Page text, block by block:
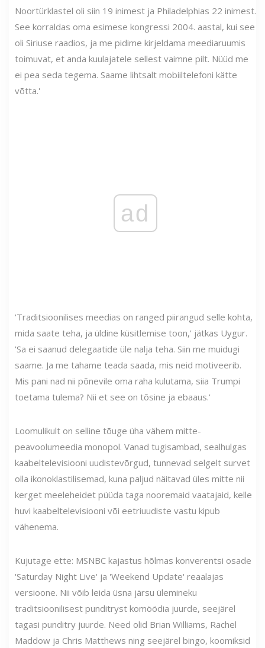
Noortürklastel oli siin 19 inimest ja Philadelphias 22 inimest.
See korraldas oma esimese kongressi 2004. aastal, kui see
oli Siriuse raadios, ja me pidime kirjeldama meediaruumis
toimuvat, et anda kuulajatele sellest vaimne pilt. Nüüd me
ei pea seda tegema. Saame lihtsalt mobiiltelefoni kätte
võtta.'
ad
'Traditsioonilises meedias on ranged piirangud selle kohta,
mida saate teha, ja üldine küsitlemise toon,' jätkas Uygur.
'Sa ei saanud delegaatide üle nalja teha. Siin me muidugi
saame. Ja me tahame teada saada, mis neid motiveerib.
Mis pani nad nii põnevile oma raha kulutama, siia Trumpi
toetama tulema? Nii et see on tõsine ja ebaaus.'
Loomulikult on selline tõuge üha vähem mitte-
peavoolumeedia monopol. Vanad tugisambad, sealhulgas
kaabeltelevisiooni uudistevõrgud, tunnevad selgelt survet
olla ikonoklastilisemad, kuna paljud näitavad üles mitte nii
kerget meeleheidet püüda taga nooremaid vaatajaid, kelle
huvi kaabeltelevisiooni või eetriuudiste vastu kipub
vähenema.
Kujutage ette: MSNBC kajastus hõlmas konverentsi osade
'Saturday Night Live' ja 'Weekend Update' reaalajas
versioone. Nii võib leida üsna järsu ülemineku
traditsioonilisest punditryst komöödia juurde, seejärel
tagasi punditry juurde. Need olid Brian Williams, Rachel
Maddow ja Chris Matthews ning seejärel bingo, koomiksid